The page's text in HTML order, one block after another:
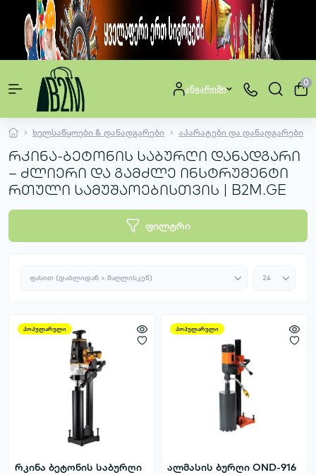
ანგარიში
0
ხელსაწყოები & დანადგარები აპარატები და დანადგარები
რკინა-ბეტონის საბურღი დანადგარი
– ძლიერი და გამძლე ინსტრუმენტი
რთული სამუშაოებისთვის | B2M.GE
ფილტრი
პოპულარული
რკინა ბეტონის საბურღი
პოპულარული
ალმასის ბურღი OND-916